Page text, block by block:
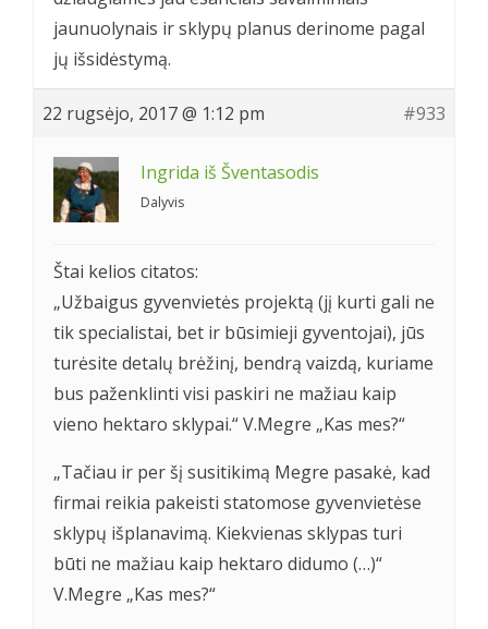
jaunuolynais ir sklypų planus derinome pagal
jų išsidėstymą.
22 rugsėjo, 2017 @ 1:12 pm #933
Ingrida iš Šventasodis
Dalyvis
Štai kelios citatos:
„Užbaigus gyvenvietės projektą (jį kurti gali ne
tik specialistai, bet ir būsimieji gyventojai), jūs
turėsite detalų brėžinį, bendrą vaizdą, kuriame
bus paženklinti visi paskiri ne mažiau kaip
vieno hektaro sklypai.“ V.Megre „Kas mes?“
„Tačiau ir per šį susitikimą Megre pasakė, kad
firmai reikia pakeisti statomose gyvenvietėse
sklypų išplanavimą. Kiekvienas sklypas turi
būti ne mažiau kaip hektaro didumo (…)“
V.Megre „Kas mes?“